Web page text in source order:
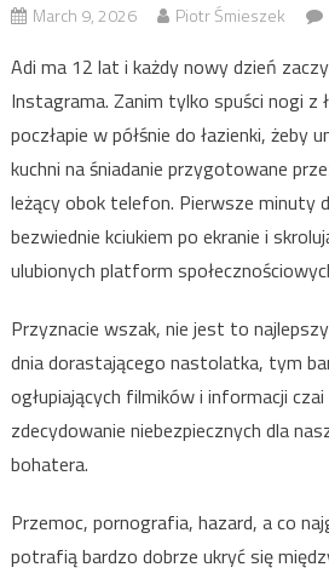
March 9, 2026 Piotr Śmieszek
Adi ma 12 lat i każdy nowy dzień
Instagrama. Zanim tylko spuści nogi z
poczłapie w półśnie do łazienki, żeby
kuchni na śniadanie przygotowane
leżący obok telefon. Pierwsze minuty
bezwiednie kciukiem po ekranie i
ulubionych platform
Przyznacie wszak, nie jest to
dnia dorastającego nastolatka, tym
ogłupiających filmików i informacji
zdecydowanie niebezpiecznych dla
bohatera.
Przemoc, pornografia, hazard, a co
potrafią bardzo dobrze ukryć się